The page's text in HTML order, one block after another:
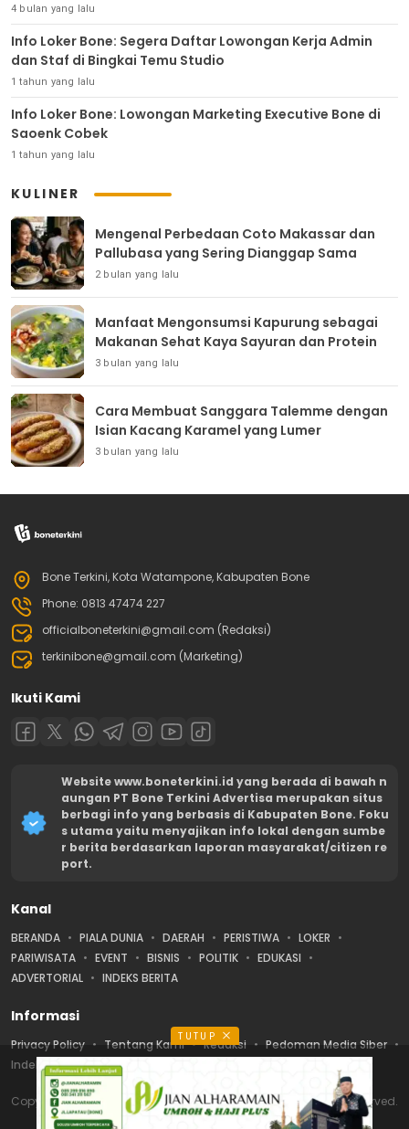
4 bulan yang lalu
Info Loker Bone: Segera Daftar Lowongan Kerja Admin
dan Staf di Bingkai Temu Studio
1 tahun yang lalu
Info Loker Bone: Lowongan Marketing Executive Bone di
Saoenk Cobek
1 tahun yang lalu
KULINER
Mengenal Perbedaan Coto Makassar dan
Pallubasa yang Sering Dianggap Sama
2 bulan yang lalu
Manfaat Mengonsumsi Kapurung sebagai
Makanan Sehat Kaya Sayuran dan Protein
3 bulan yang lalu
Cara Membuat Sanggara Talemme dengan
Isian Kacang Karamel yang Lumer
3 bulan yang lalu
Bone Terkini, Kota Watampone, Kabupaten Bone
Phone: 0813 47474 227
officialboneterkini@gmail.com (Redaksi)
terkinibone@gmail.com (Marketing)
Ikuti Kami
Website www.boneterkini.id yang berada di bawah n
aungan PT Bone Terkini Advertisa merupakan situs
berbagi info yang berbasis di Kabupaten Bone. Foku
s utama yaitu menyajikan info lokal dengan sumbe
r berita berdasarkan laporan masyarakat/citizen re
port.
Kanal
BERANDA PIALA DUNIA DAERAH PERISTIWA
LOKER
PARIWISATA
EVENT BISNIS POLITIK
EDUKASI
ADVERTORIAL
INDEKS BERITA
Informasi
Privacy Policy Tentang Kami Redaksi
Pedoman Media Siber
Indeks Berita
Karir
Copyright © Bone Terkini | PT Bone Terkini Advertisa. All rights reserved.
TUTUP